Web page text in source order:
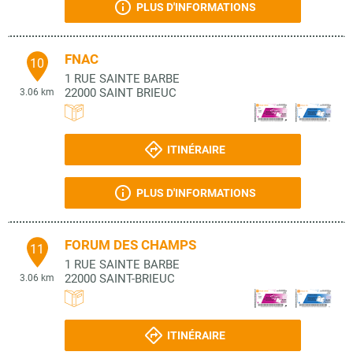
PLUS D'INFORMATIONS
10
3.06 km
FNAC
1 RUE SAINTE BARBE
22000 SAINT BRIEUC
ITINÉRAIRE
PLUS D'INFORMATIONS
11
3.06 km
FORUM DES CHAMPS
1 RUE SAINTE BARBE
22000 SAINT-BRIEUC
ITINÉRAIRE